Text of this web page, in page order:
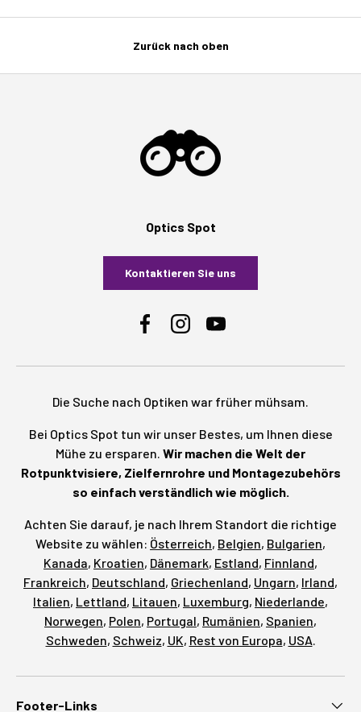
Zurück nach oben
Optics Spot
Kontaktieren Sie uns
FacebookInstagramYouTube
Die Suche nach Optiken war früher mühsam.
Bei Optics Spot tun wir unser Bestes, um Ihnen diese
Mühe zu ersparen. Wir machen die Welt der
Rotpunktvisiere, Zielfernrohre und Montagezubehörs
so einfach verständlich wie möglich.
Achten Sie darauf, je nach Ihrem Standort die richtige
Website zu wählen: Österreich, Belgien, Bulgarien,
Kanada, Kroatien, Dänemark, Estland, Finnland,
Frankreich, Deutschland, Griechenland, Ungarn, Irland,
Italien, Lettland, Litauen, Luxemburg, Niederlande,
Norwegen, Polen, Portugal, Rumänien, Spanien,
Schweden, Schweiz, UK, Rest von Europa, USA.
Footer-Links